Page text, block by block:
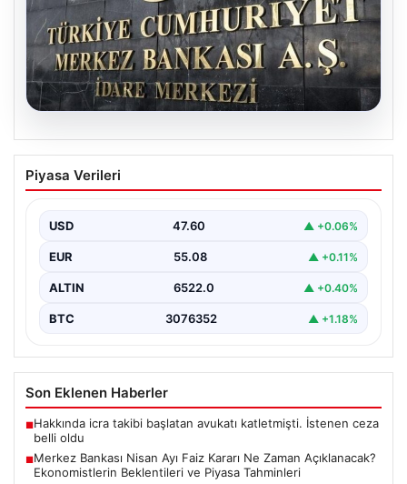
05.08.2026
Merkez Bankası Nisan Ayı Faiz Kararı Ne
Zaman Açıklanacak? Ekonomistlerin
Türkiye Cumhuriyet Merkez Bankası (TCMB) Para
üzere…
Piyasa Verileri
USD 47.60 ▲ +0.06%
EUR 55.08 ▲ +0.11%
ALTIN 6522.0 ▲ +0.40%
BTC 3076352 ▲ +1.18%
Son Eklenen Haberler
■Hakkında icra takibi başlatan avukatı katletmişti. İstenen ceza
belli oldu
■Merkez Bankası Nisan Ayı Faiz Kararı Ne Zaman Açıklanacak?
Ekonomistlerin Beklentileri ve Piyasa Tahminleri